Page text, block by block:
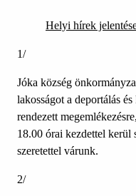
Helyi hírek
1/
Jóka község
lakosságot a deportálás
rendezett
18.00 órai kezdettel
szeretettel várunk.
2/